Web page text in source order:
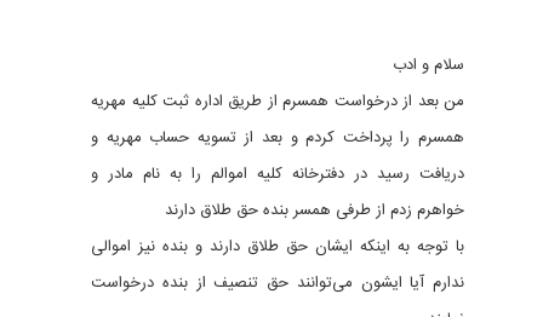
سلام و ادب
من بعد از درخواست همسرم از طریق اداره ثبت کلیه مهریه
همسرم را پرداخت کردم و بعد از تسویه حساب مهریه و
دریافت رسید در دفترخانه کلیه اموالم را به نام مادر و
خواهرم زدم از طرفی همسر بنده حق طلاق دارند
با توجه به اینکه ایشان حق طلاق دارند و بنده نیز اموالی
ندارم آیا ایشون می‌توانند حق تنصیف از بنده درخواست